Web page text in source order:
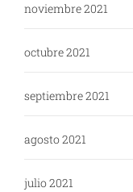
noviembre 2021
octubre 2021
septiembre 2021
agosto 2021
julio 2021